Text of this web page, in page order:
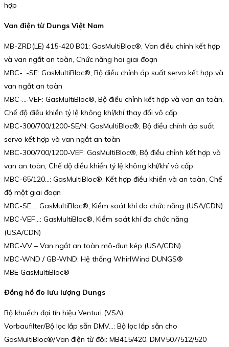
hợp
Van điện từ Dungs Việt Nam
MB-ZRD(LE) 415-420 B01: GasMultiBloc®, Van điều chỉnh kết hợp
và van ngắt an toàn, Chức năng hai giai đoạn
MBC-…-SE: GasMultiBloc®, Bộ điều chỉnh áp suất servo kết hợp và
van ngắt an toàn
MBC-…-VEF: GasMultiBloc®, Bộ điều chỉnh kết hợp và van an toàn,
Chế độ điều khiển tỷ lệ không khí/khí thay đổi vô cấp
MBC-300/700/1200-SE/N: GasMultiBloc®, Bộ điều chỉnh áp suất
servo kết hợp và van ngắt an toàn
MBC-300/700/1200-VEF: GasMultiBloc®, Bộ điều chỉnh kết hợp và
van an toàn, Chế độ điều khiển tỷ lệ không khí/khí vô cấp
MBC-65/120…: GasMultiBloc®, Kết hợp điều khiển và an toàn, Chế
độ một giai đoạn
MBC-SE…: GasMultiBloc®, Kiểm soát khí đa chức năng (USA/CDN)
MBC-VEF…: GasMultiBloc®, Kiểm soát khí đa chức năng
(USA/CDN)
MBC-VV – Van ngắt an toàn mô-đun kép (USA/CDN)
MBC-WND / GB-WND: Hệ thống WhirlWind DUNGS®
MBE GasMultiBloc®
Đồng hồ đo lưu lượng Dungs
Bộ khuếch đại tín hiệu Venturi (VSA)
Vorbaufilter/Bộ lọc lắp sẵn DMV…: Bộ lọc lắp sẵn cho
GasMultiBloc®/Van điện từ đôi: MB415/420, DMV507/512/520